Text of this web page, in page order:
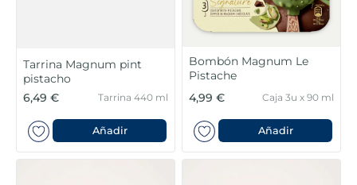
Tarrina Magnum pint
pistacho
6,49 €
Tarrina 440 ml
Añadir
Bombón Magnum Le
Pistache
4,99 €
Caja 3u x 90 ml
Añadir